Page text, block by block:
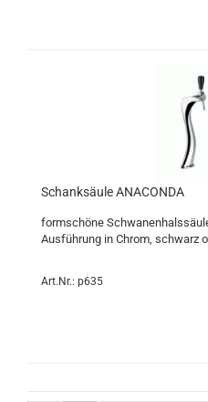
Schanksäule ANACONDA
formschöne
Ausführung in Chrom, schwarz
Art.Nr.: p635